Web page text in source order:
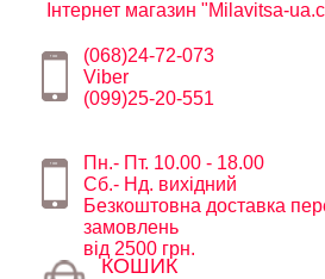
Інтернет магазин "Milavitsa-
(068)24-72-073
Viber
(099)25-20-551
Пн.- Пт. 10.00 - 18.00
Сб.- Нд. вихідний
Безкоштовна доставка
замовлень
від 2500 грн.
КОШИК